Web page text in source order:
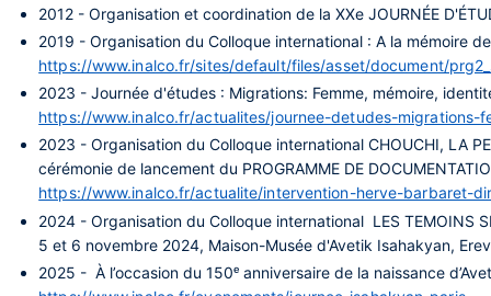
2012 - Organisation et coordination de la XXe JOURNÉE
2019 - Organisation du Colloque international : A la mémoire
https://www.inalco.fr/sites/default/files/asset/document/
2023 - Journée d'études : Migrations: Femme, mémoire,
https://www.inalco.fr/actualites/journee-detudes-
2023 - Organisation du Colloque international CHOUCHI, LA
cérémonie de lancement du PROGRAMME DE
https://www.inalco.fr/actualite/intervention-herve-barbaret-
2024 - Organisation du Colloque international LES TEMOINS
5 et 6 novembre 2024, Maison-Musée d'Avetik Isahakyan,
2025 - À l’occasion du 150ᵉ anniversaire de la naissance